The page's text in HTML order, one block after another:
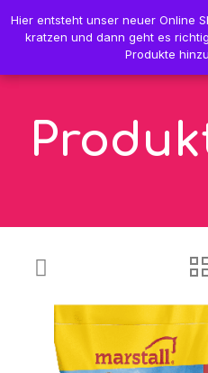
Hier entsteht unser neuer Online
kratzen und dann geht es
Produkte
Hier entsteht unser neuer Online
kratzen und dann geht es
Produkte